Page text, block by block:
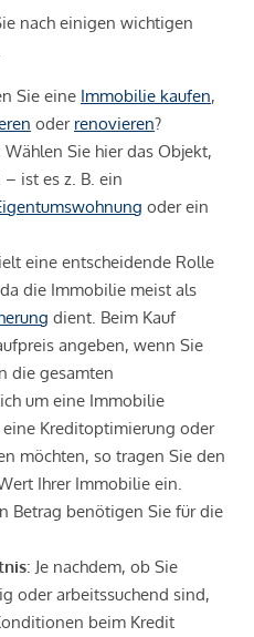
nach einigen wichtigen
Sie eine Immobilie kaufen,
oder renovieren?
Wählen Sie hier das Objekt,
ist es z. B. ein
oder ein
eine entscheidende Rolle
die Immobilie meist als
dient. Beim Kauf
angeben, wenn Sie
die gesamten
um eine Immobilie
Kreditoptimierung oder
möchten, so tragen Sie den
Ihrer Immobilie ein.
Betrag benötigen Sie für die
: Je nachdem, ob Sie
oder arbeitssuchend sind,
beim Kredit